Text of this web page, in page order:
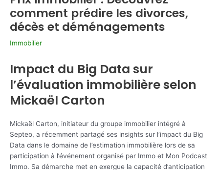
comment prédire les divorces,
décès et déménagements
Immobilier
Impact du Big Data sur
l’évaluation immobilière selon
Mickaël Carton
Mickaël Carton, initiateur du groupe immobilier intégré à
Septeo, a récemment partagé ses insights sur l’impact du Big
Data dans le domaine de l’estimation immobilière lors de sa
participation à l’événement organisé par Immo et Mon Podcast
Immo. Sa démarche met en exergue la capacité d’anticipation